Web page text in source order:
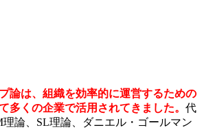
論は、組織を効率的に運営するための
多くの企業で活用されてきました。 代
論、SL理論、ダニエル・ゴールマン